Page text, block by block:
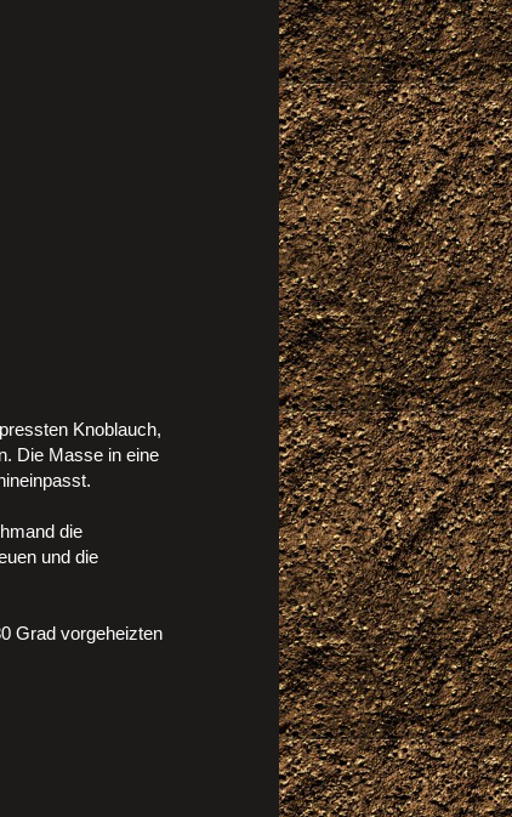
Knoblauch,
Die Masse in eine
die
und die
Grad vorgeheizten